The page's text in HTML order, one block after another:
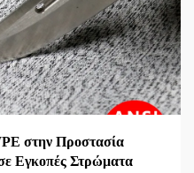
στην Προστασία
Εγκοπές Στρώματα